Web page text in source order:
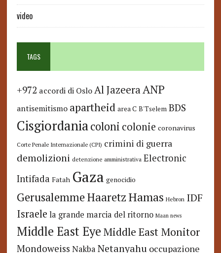
video
TAGS
+972 accordi di Oslo Al JazeeraANP
antisemitismo apartheid area C B'Tselem BDS
Cisgiordaniacoloni colonie coronavirus
Corte Penale Internazionale (CPI) crimini di guerra
demolizioni detenzione amministrativa Electronic
Intifada Fatah Gaza genocidio
GerusalemmeHaaretzHamas Hebron IDF
Israele la grande marcia del ritorno Maan news
Middle East Eye Middle East Monitor
Mondoweiss Nakba Netanyahu occupazione